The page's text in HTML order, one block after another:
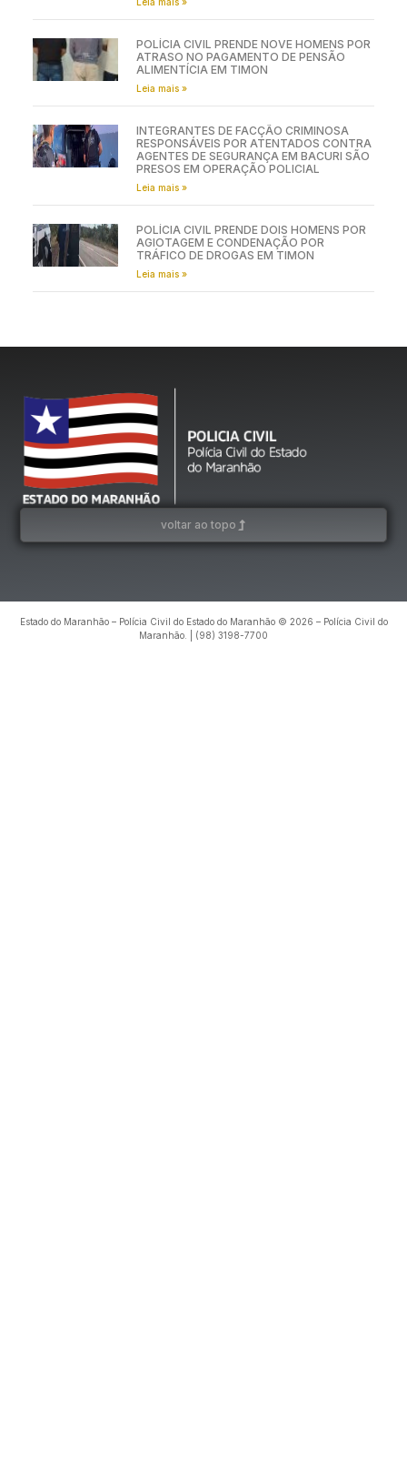
POLÍCIA CIVIL PRENDE NOVE HOMENS POR
ATRASO NO PAGAMENTO DE PENSÃO
ALIMENTÍCIA EM TIMON
Leia mais »
INTEGRANTES DE FACÇÃO CRIMINOSA
RESPONSÁVEIS POR ATENTADOS CONTRA
AGENTES DE SEGURANÇA EM BACURI SÃO
PRESOS EM OPERAÇÃO POLICIAL
Leia mais »
POLÍCIA CIVIL PRENDE DOIS HOMENS POR
AGIOTAGEM E CONDENAÇÃO POR
TRÁFICO DE DROGAS EM TIMON
Leia mais »
voltar ao topo
Estado do Maranhão – Polícia Civil do Estado do Maranhão © 2026 – Polícia Civil do
Maranhão. | (98) 3198-7700